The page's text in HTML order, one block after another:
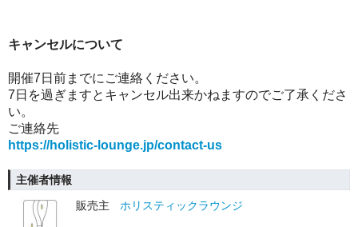
キャンセルについて
開催7日前までにご連絡ください。
7日を過ぎますとキャンセル出来かねますのでご了承くださ
い。
ご連絡先
https://holistic-lounge.jp/contact-us
主催者情報
販売主
ホリスティックラウンジ